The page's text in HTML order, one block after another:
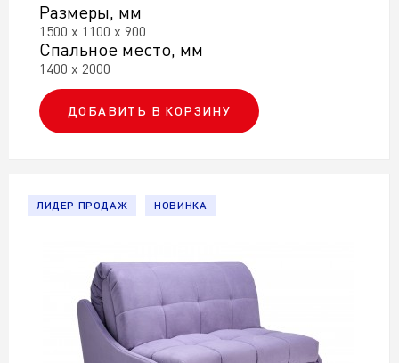
Размеры, мм
1500 х 1100 х 900
Спальное место, мм
1400 х 2000
ДОБАВИТЬ В КОРЗИНУ
ЛИДЕР ПРОДАЖ НОВИНКА